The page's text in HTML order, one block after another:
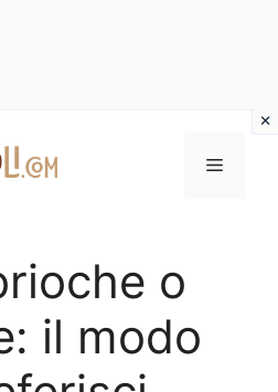
Menu
o
il modo